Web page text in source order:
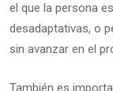
el que la persona
desadaptativas, o
sin avanzar en el
También es